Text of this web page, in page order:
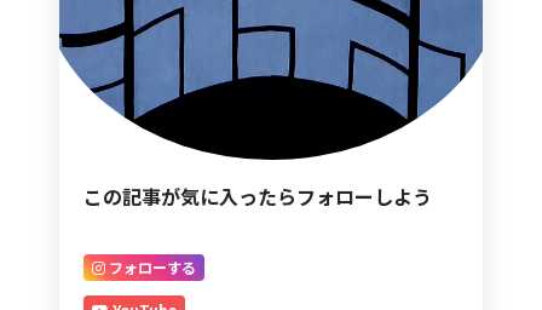
この記事が気に入ったらフォローしよう
フォローする